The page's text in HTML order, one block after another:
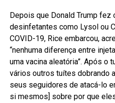
Depois que Donald Trump
desinfetantes como Lysol ou
COVID-19, Rice embarcou,
“nenhuma diferença entre
uma vacina aleatória”. Após o
vários outros tuítes dobrando
seus seguidores de atacá-lo
si mesmos] sobre por que